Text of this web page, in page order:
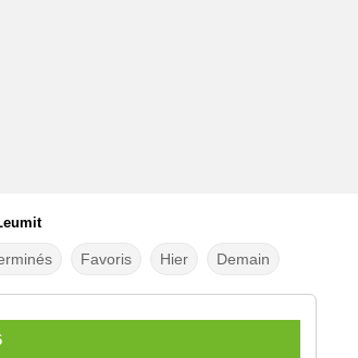
Favoris Hier Demain